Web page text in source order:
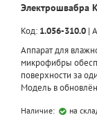
Электрошвабра
Код: 1.056-310.0 |
Аппарат для
микрофибры
поверхности за
Модель в
Наличие: на